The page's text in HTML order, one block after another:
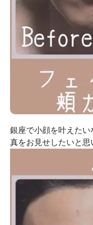
銀座で小顔を叶えた
真をお見せしたいと思